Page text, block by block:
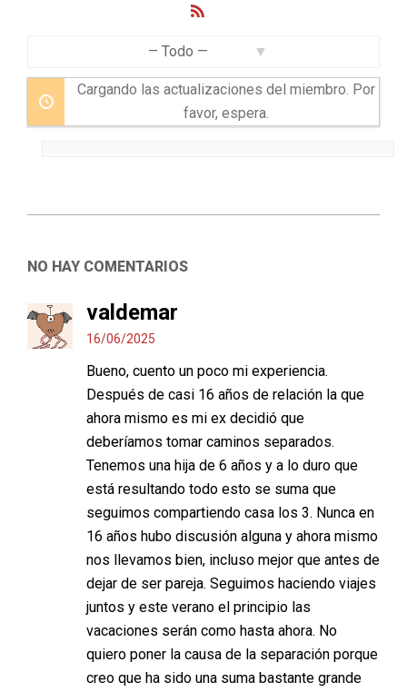
Feed
Cargando las actualizaciones del miembro. Por
favor, espera.
NO HAY COMENTARIOS
valdemar
16/06/2025
Bueno, cuento un poco mi experiencia.
Después de casi 16 años de relación la que
ahora mismo es mi ex decidió que
deberíamos tomar caminos separados.
Tenemos una hija de 6 años y a lo duro que
está resultando todo esto se suma que
seguimos compartiendo casa los 3. Nunca en
16 años hubo discusión alguna y ahora mismo
nos llevamos bien, incluso mejor que antes de
dejar de ser pareja. Seguimos haciendo viajes
juntos y este verano el principio las
vacaciones serán como hasta ahora. No
quiero poner la causa de la separación porque
creo que ha sido una suma bastante grande